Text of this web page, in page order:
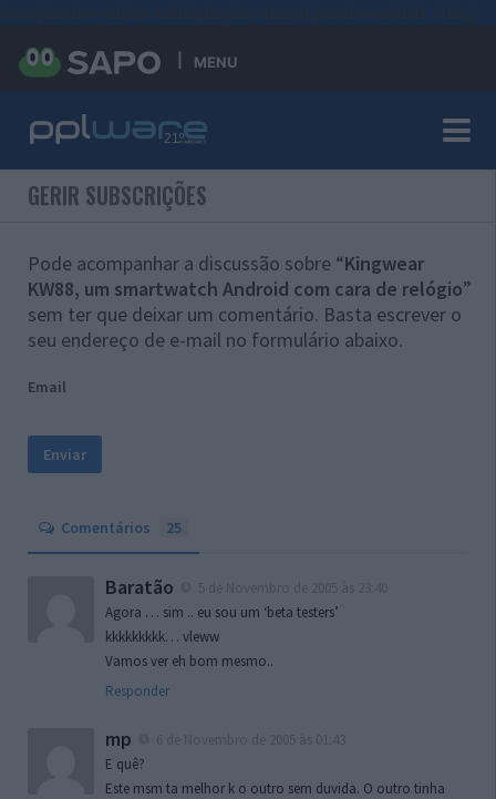
MENU
GERIR SUBSCRIÇÕES
Pode acompanhar a discussão sobre “Kingwear
KW88, um smartwatch Android com cara de relógio”
sem ter que deixar um comentário. Basta escrever o
seu endereço de e-mail no formulário abaixo.
Email
Comentários 25
Baratão
Agora … sim .. eu sou um ‘beta testers’
kkkkkkkkk… vleww
Vamos ver eh bom mesmo..
Responder
mp
E quê?
Este msm ta melhor k o outro sem duvida. O outro tinha